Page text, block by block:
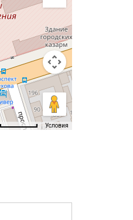
Условия